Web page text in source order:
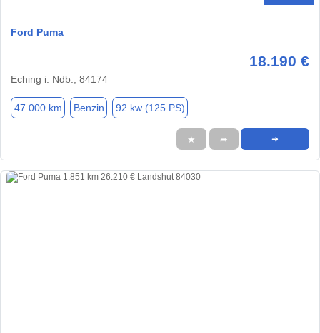
Ford Puma
18.190 €
Eching i. Ndb., 84174
47.000 km Benzin 92 kw (125 PS)
★ ➦ ➜